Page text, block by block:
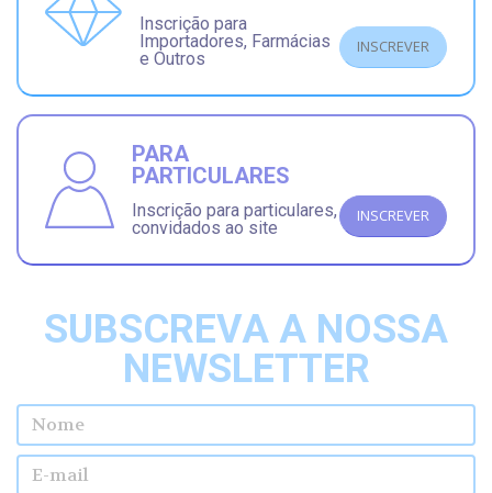
Inscrição para
Importadores, Farmácias
e Outros
INSCREVER
PARA
PARTICULARES
Inscrição para particulares,
convidados ao site
INSCREVER
SUBSCREVA A NOSSA
NEWSLETTER